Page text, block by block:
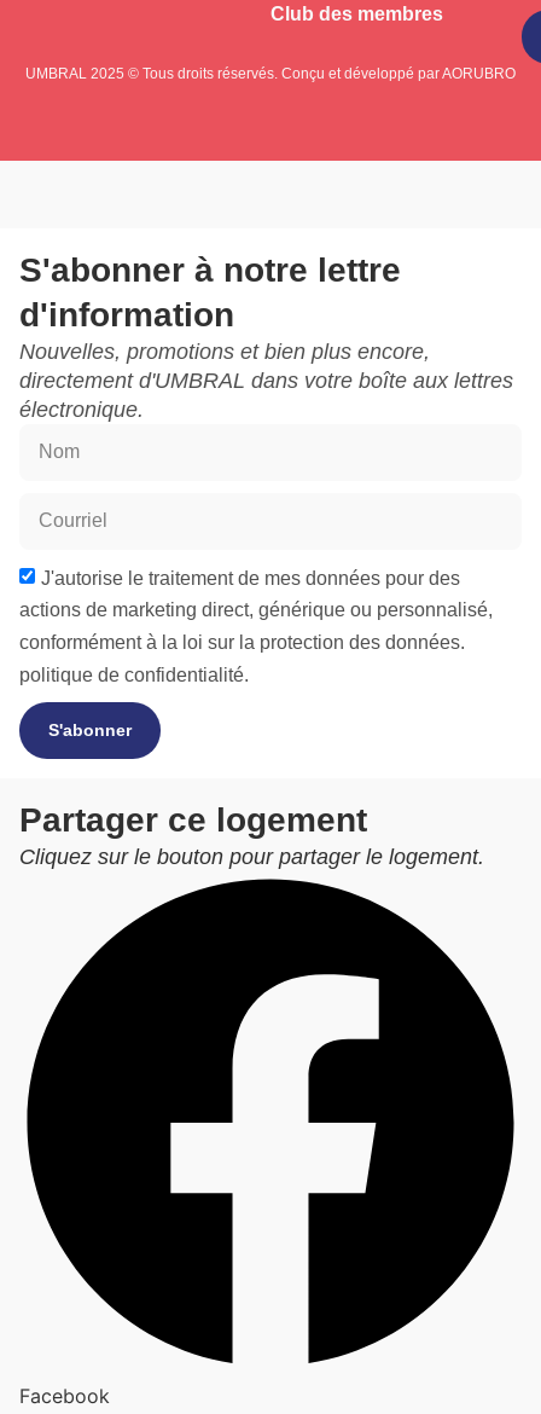
Club des membres
UMBRAL 2025 © Tous droits réservés. Conçu et développé parAORUBRO
S'abonner à notre lettre
d'information
Nouvelles, promotions et bien plus encore,
directement d'UMBRAL dans votre boîte aux lettres
électronique.
J'autorise le traitement de mes données pour des
actions de marketing direct, générique ou personnalisé,
conformément à la loi sur la protection des données.
politique de confidentialité.
S'abonner
Partager ce logement
Cliquez sur le bouton pour partager le logement.
Facebook